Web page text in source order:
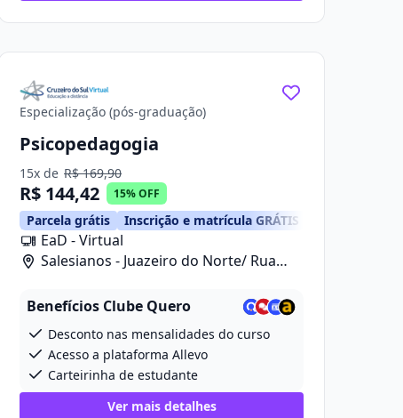
Especialização (pós-graduação)
Psicopedagogia
15x de R$ 169,90
R$ 144,42 15% OFF
Parcela grátis Inscrição e matrícula GRÁTIS
EaD - Virtual
Salesianos - Juazeiro do Norte/ Rua
Benefícios Clube Quero
Desconto nas mensalidades do curso
Acesso a plataforma Allevo
Carteirinha de estudante
Ver mais detalhes